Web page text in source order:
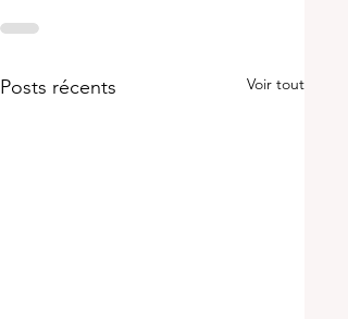
Posts récents Voir tout